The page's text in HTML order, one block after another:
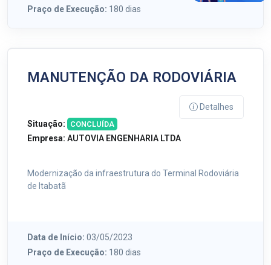
Praço de Execução: 180 dias
MANUTENÇÃO DA RODOVIÁRIA
Detalhes
Situação:
CONCLUÍDA
Empresa: AUTOVIA ENGENHARIA LTDA
Modernização da infraestrutura do Terminal Rodoviária
de Itabat
Data de Início: 03/05/2023
Praço de Execução: 180 dias